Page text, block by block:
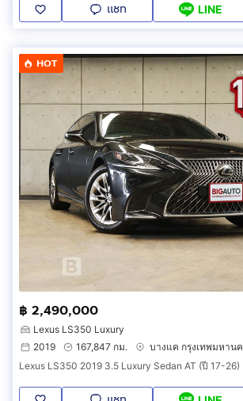
แชท LINE
HOT
฿ 2,490,000
Lexus LS350 Luxury
2019
167,847 กม.
บางแค กรุงเทพมหาน
Lexus LS350 2019 3.5 Luxury Sedan AT (ปี 17-26)